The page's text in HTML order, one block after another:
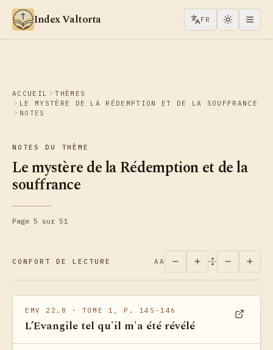
Aller au contenu
Index Valtorta FR
ACCUEIL
THÈMES
LE MYSTÈRE DE LA RÉDEMPTION ET DE LA SOUFFRANCE
NOTES
NOTES DU THÈME
Le mystère de la Rédemption et de la
souffrance
Page 5 sur 51
CONFORT DE LECTURE AA
EMV 22.8 · TOME 1, P. 145-146
L’Evangile tel qu'il m'a été révélé